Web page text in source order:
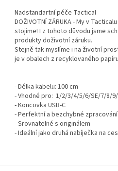
Nadstandartní péče Tactical
DOŽIVOTNÍ ZÁRUKA - My v
stojíme! I z tohoto důvodu jsme
produkty doživotní záruku.
Stejně tak myslíme i na životní
je v obalech z recyklovaného
- Délka kabelu: 100 cm
- Vhodné pro: 1/2/3/4/5/6/SE/7/8/
- Koncovka USB-C
- Perfektní a bezchybné zpracování
- Srovnatelné s originálem
- Ideální jako druhá nabíječka na